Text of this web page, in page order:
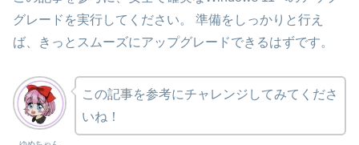
グレードを実行してください。 準備をしっかりと行え
ば、きっとスムーズにアップグレードできるはずです。
この記事を参考にチャレンジしてみてくださ
いね！